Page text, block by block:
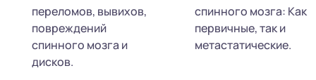
переломов, вывихов,
повреждений
спинного мозга и
дисков.
спинного мозга: Как
первичные, так и
метастатические.